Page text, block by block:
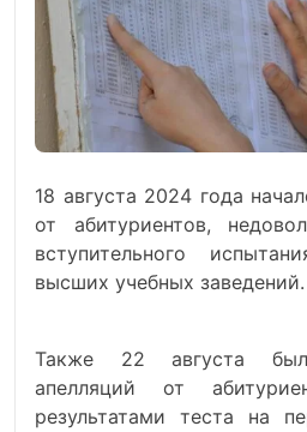
18 августа 2024 года
от абитуриентов,
вступительного
высших учебных заведений.
Также 22 августа был
апелляций от
результатами
теста на